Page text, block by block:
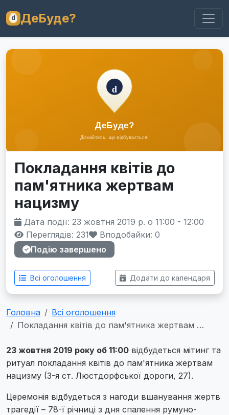
ДеБуде?
Покладання квітів до
пам'ятника жертвам
нацизму
Дата події: 23 жовтня 2019 р. о 11:00 - 12:00
Переглядів: 231
Вподобайки: 0
Подію завершено
Всі оголошення Додати до календаря
Головна
Всі оголошення
Покладання квітів до пам'ятника жертвам …
23 жовтня 2019 року об 11:00 відбудеться мітинг та
ритуал покладання квітів до пам'ятника жертвам
нацизму (3-я ст. Люстдорфської дороги, 27).
Церемонія відбудеться з нагоди вшанування жертв
трагедії – 78-ї річниці з дня спалення румуно-